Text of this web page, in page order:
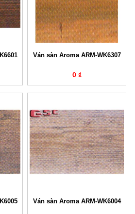
Ván sàn Aroma ARM-WK6307
0 ₫
Ván sàn Aroma ARM-WK6004